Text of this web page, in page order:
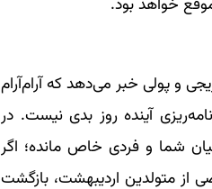
خواهد بود.
و پولی خبر می‌دهد که آرام‌آرام
آینده روز بدی نیست. در
شما و فردی خاص مانده؛ اگر
از متولدین اردیبهشت، بازگشت